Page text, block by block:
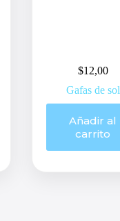
$12,00
Gafas de sol
Añadir al
carrito